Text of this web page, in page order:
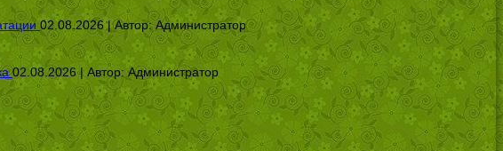
02.08.2026 | Автор:Администратор
02.08.2026 | Автор:Администратор